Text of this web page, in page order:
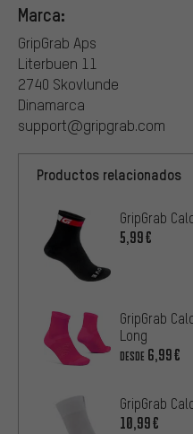
Marca:
GripGrab Aps
Literbuen 11
2740 Skovlunde
Dinamarca
support@gripgrab.com
Productos relacionados
GripGrab
5,99€
GripGrab
Long
DESDE 6,99€
GripGrab
10,99€